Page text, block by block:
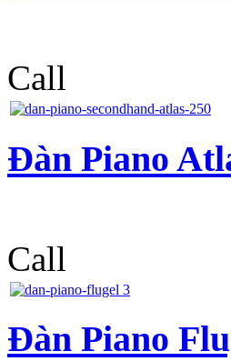
Call
Đàn Piano
Call
Đàn Piano